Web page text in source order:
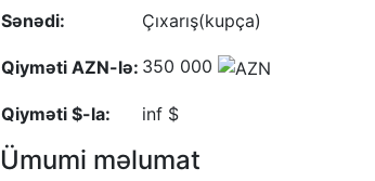
Sənədi: Çıxarış(kupça)
Qiyməti AZN-lə: 350 000
Qiyməti $-la: inf $
Ümumi məlumat